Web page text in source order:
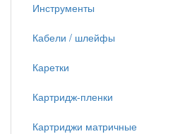
Инструменты
Кабели / шлейфы
Каретки
Картридж-пленки
Картриджи матричные